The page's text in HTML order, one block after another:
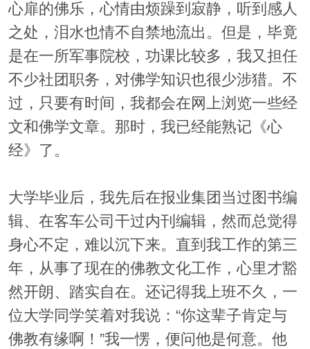
心扉的佛乐，心情由烦躁到寂静，听到感人
之处，泪水也情不自禁地流出。但是，毕竟
是在一所军事院校，功课比较多，我又担任
不少社团职务，对佛学知识也很少涉猎。不
过，只要有时间，我都会在网上浏览一些经
文和佛学文章。那时，我已经能熟记《心
经》了。
大学毕业后，我先后在报业集团当过图书编
辑、在客车公司干过内刊编辑，然而总觉得
身心不定，难以沉下来。直到我工作的第三
年，从事了现在的佛教文化工作，心里才豁
然开朗、踏实自在。还记得我上班不久，一
位大学同学笑着对我说：“你这辈子肯定与
佛教有缘啊！”我一愣，便问他是何意。他